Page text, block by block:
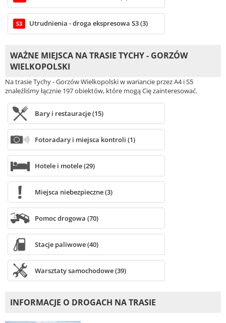
S3 Utrudnienia - droga ekspresowa S3 (3)
WAŻNE MIEJSCA NA TRASIE TYCHY - GORZÓW
WIELKOPOLSKI
Na trasie Tychy - Gorzów Wielkopolski w wariancie przez A4 i S5
znaleźliśmy łącznie 197 obiektów, które mogą Cię zainteresować.
Bary i restauracje (15)
Fotoradary i miejsca kontroli (1)
Hotele i motele (29)
Miejsca niebezpieczne (3)
Pomoc drogowa (70)
Stacje paliwowe (40)
Warsztaty samochodowe (39)
INFORMACJE O DROGACH NA TRASIE